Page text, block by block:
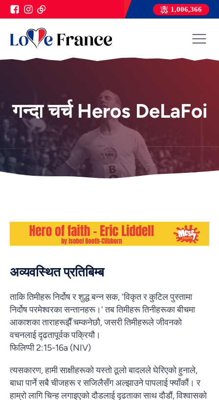
1,006,366
गन्दा चर्च Heros DeLaFoi
अव्यवस्थित प्रतिबिम्ब
ताकि तिमीहरू निर्दोष र शुद्ध बन्न सक, 'विकृत र कुटिल पुस्तामा
निर्दोष परमेश्वरका सन्तानहरू।' तब तिमीहरू तिनीहरूका बीचमा
आकाशका ताराहरूझैँ चम्कनेछौ, जसरी तिमीहरूले जीवनको
वचनलाई दृढतापूर्वक पक्रियौ।
फिलिप्पी 2:15-16a (NIV)
त्यसकारण, हामी साक्षीहरूको यस्तो ठूलो बादलले घेरिएको हुनाले,
बाधा पार्ने सबै चीजहरू र सजिलैसँग अल्झाउने पापलाई फ्याँकौं। र
हाम्रो लागि चिन्ह लगाइएको दौडलाई दृढताका साथ दौडौं, विश्वासको